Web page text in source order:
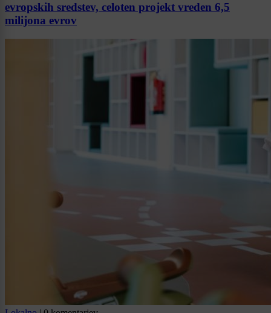
evropskih sredstev, celoten projekt vreden 6,5
milijona evrov